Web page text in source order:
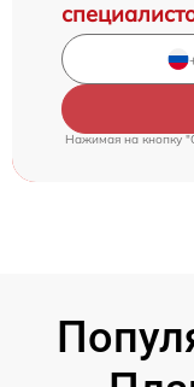
Нажимая на кнопку